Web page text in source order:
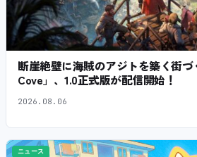
断崖絶壁に海賊のアジトを築く街
Cove」、1.0正式版が配信開始！
2026.08.06
ニュース